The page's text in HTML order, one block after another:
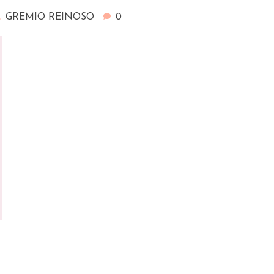
GREMIO REINOSO 0